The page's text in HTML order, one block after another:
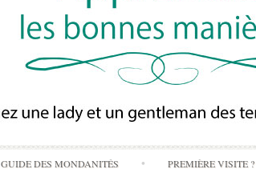
Skip
GUIDE DES MONDANITÉS PREMIÈRE VISITE ?